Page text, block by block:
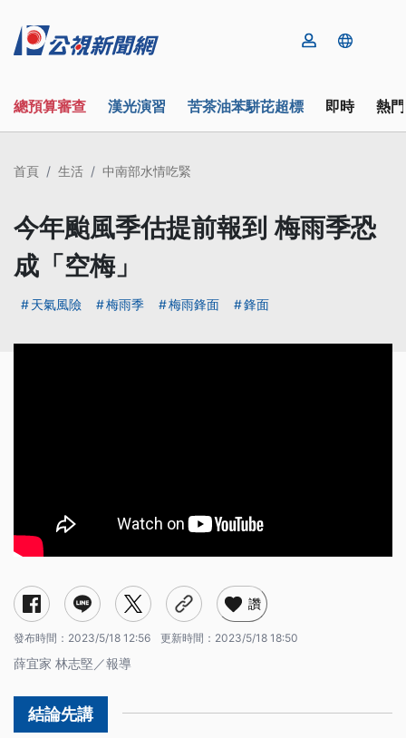
總預算審查 漢光演習 苦茶油苯駢芘超標 即時 熱
首頁 生活 中南部水情吃緊
今年颱風季估提前報到 梅雨季恐
成「空梅」
天氣風險 梅雨季 梅雨鋒面 鋒面
讚
發布時間： 2023/5/18 12:56 更新時間： 2023/5/18 18:50
薛宜家 林志堅／報導